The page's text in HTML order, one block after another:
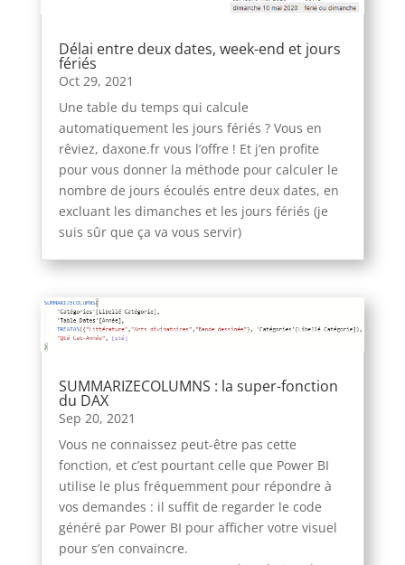
Délai entre deux dates, week-end et jours
fériés
Oct 29, 2021
Une table du temps qui calcule
automatiquement les jours fériés ? Vous en
rêviez, daxone.fr vous l’offre ! Et j’en profite
pour vous donner la méthode pour calculer le
nombre de jours écoulés entre deux dates, en
excluant les dimanches et les jours fériés (je
suis sûr que ça va vous servir)
SUMMARIZECOLUMNS : la super-fonction
du DAX
Sep 20, 2021
Vous ne connaissez peut-être pas cette
fonction, et c’est pourtant celle que Power BI
utilise le plus fréquemment pour répondre à
vos demandes : il suffit de regarder le code
généré par Power BI pour afficher votre visuel
pour s’en convaincre.